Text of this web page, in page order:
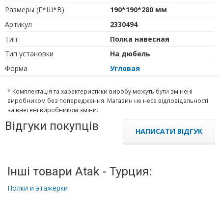
Размеры (Г*Ш*В)
190*190*280 мм
Артикул
2330494
Тип
Полка навесная
Тип установки
На дюбель
Форма
Угловая
* Комплектація та характеристики виробу можуть бути змінені
виробником без попередження. Магазин не несе відповідальності
за внесені виробником зміни.
Відгуки покупців НАПИСАТИ ВІДГУК
Інші товари Atak - Турция:
Полки и этажерки